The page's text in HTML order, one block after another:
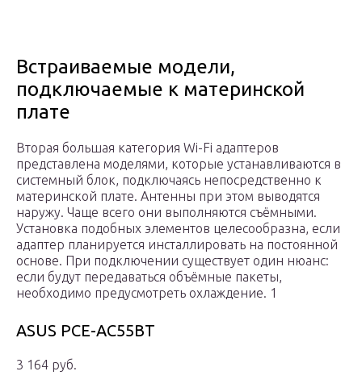
Встраиваемые модели,
подключаемые к материнской
плате
Вторая большая категория Wi-Fi адаптеров
представлена моделями, которые устанавливаются в
системный блок, подключаясь непосредственно к
материнской плате. Антенны при этом выводятся
наружу. Чаще всего они выполняются съёмными.
Установка подобных элементов целесообразна, если
адаптер планируется инсталлировать на постоянной
основе. При подключении существует один нюанс:
если будут передаваться объёмные пакеты,
необходимо предусмотреть охлаждение. 1
ASUS PCE-AC55BT
3 164 руб.